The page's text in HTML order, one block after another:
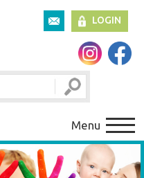
LOGIN
Menu